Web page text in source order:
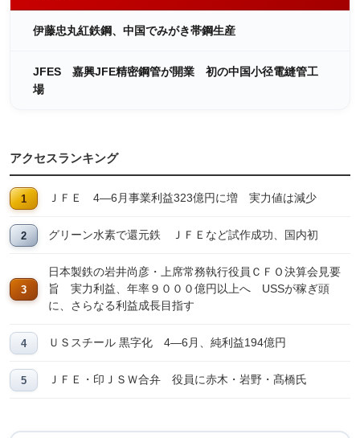
伊藤忠丸紅鉄鋼、中国でみがき帯鋼生産
JFES 嘉興JFE精密鋼管が開業 初の中国小径電縫管工
場
アクセスランキング
ＪＦＥ 4―6月事業利益323億円に増 実力値は減少
グリーン水素で還元鉄 ＪＦＥなど試作成功、国内初
日本製鉄の岩井尚彦・上席常務執行役員ＣＦＯ決算会見要
旨 実力利益、年率９０００億円以上へ USSが稼ぎ頭
に、さらなる利益成長目指す
ＵＳスチール 黒字化 4―6月、純利益194億円
ＪＦＥ・印ＪＳＷ合弁 役員に赤木・岩野・髙橋氏